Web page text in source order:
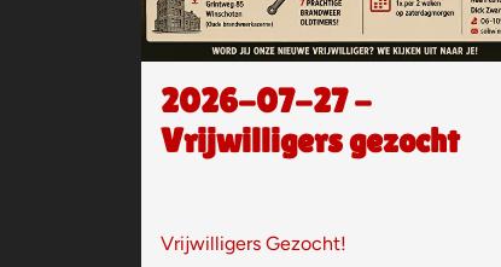
2026-07-27 -
Vrijwilligers gezocht
Vrijwilligers Gezocht!